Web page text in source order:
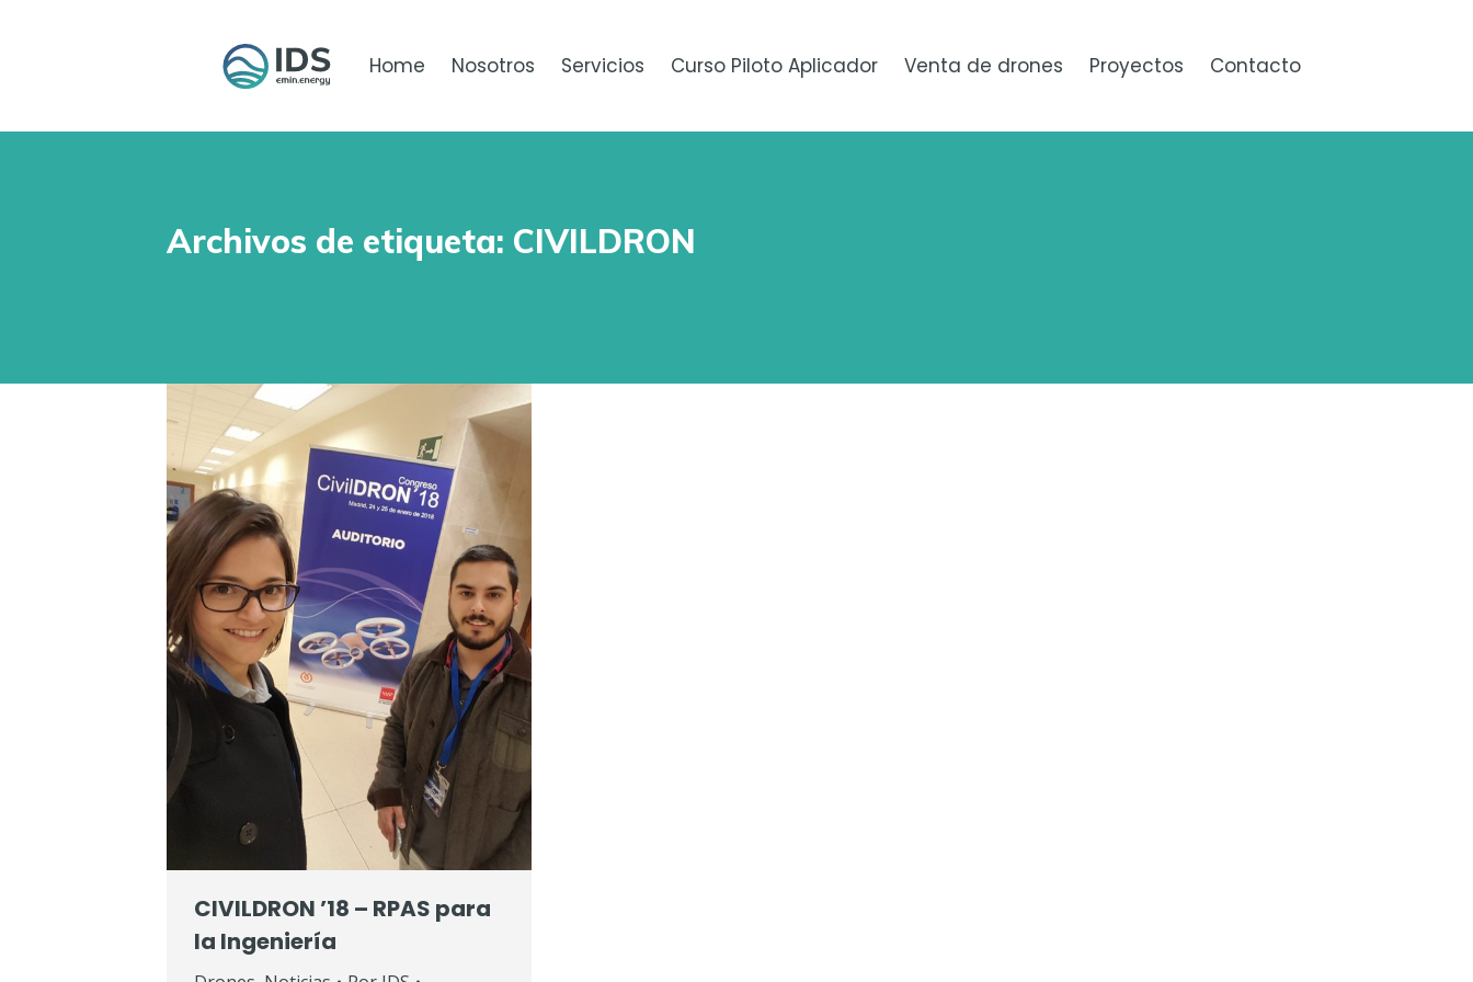
Home Nosotros Servicios Curso Piloto Aplicador Venta de drones Proyectos Contacto
Archivos de etiqueta: CIVILDRON
CIVILDRON ’18 – RPAS para
la Ingeniería